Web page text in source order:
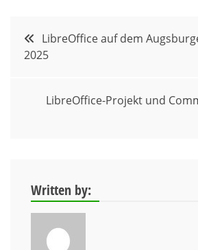
Beitragsnavigation
LibreOffice auf dem
2025
LibreOffice-Projekt und
Written by: